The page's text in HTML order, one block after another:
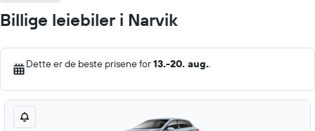
Billige leiebiler i Narvik
Dette er de beste prisene for13.-20. aug..